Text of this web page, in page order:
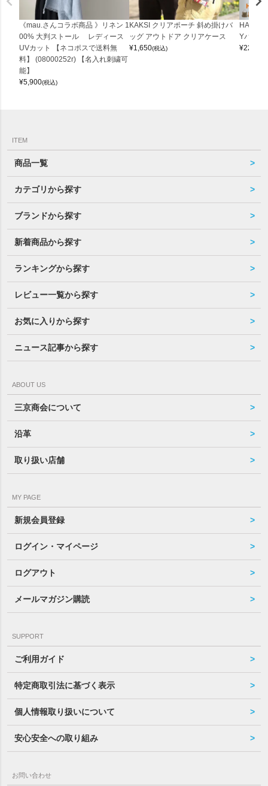
《mau.さんコラボ商品 》リネン 1
00% 大判ストール レディース
UVカット 【ネコポスで送料無
料】 (08000252r) 【名入れ刺繍可
能】
¥5,900(税込)
KAKSI クリアポーチ 斜め掛けバ
ッグ アウトドア クリアケース
¥1,650(税込)
Yバッグ
¥22,000
ITEM
商品一覧
カテゴリから探す
ブランドから探す
新着商品から探す
ランキングから探す
レビュー一覧から探す
お気に入りから探す
ニュース記事から探す
ABOUT US
三京商会について
沿革
取り扱い店舗
MY PAGE
新規会員登録
ログイン・マイページ
ログアウト
メールマガジン購読
SUPPORT
ご利用ガイド
特定商取引法に基づく表示
個人情報取り扱いについて
安心安全への取り組み
お問い合わせ